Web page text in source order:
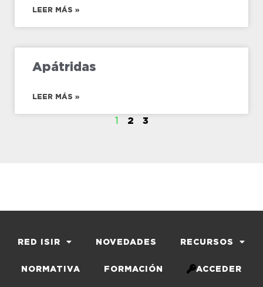
LEER MÁS »
Apátridas
LEER MÁS »
1 2 3
RED ISIR NOVEDADES RECURSOS
NORMATIVA FORMACIÓN ACCEDER